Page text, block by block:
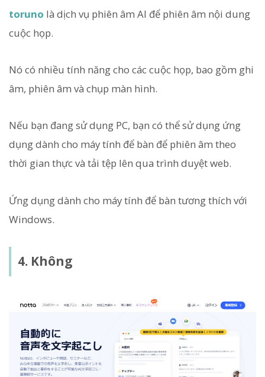
toruno là dịch vụ phiên âm AI để phiên âm nội dung
cuộc họp.
Nó có nhiều tính năng cho các cuộc họp, bao gồm ghi
âm, phiên âm và chụp màn hình.
Nếu bạn đang sử dụng PC, bạn có thể sử dụng ứng
dụng dành cho máy tính để bàn để phiên âm theo
thời gian thực và tải tệp lên qua trình duyệt web.
Ứng dụng dành cho máy tính để bàn tương thích với
Windows.
4. Không